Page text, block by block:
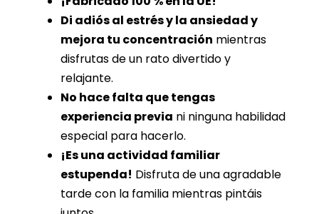
Di adiós al estrés y la ansiedad y
mejora tu concentración mientras
disfrutas de un rato divertido y
relajante.
No hace falta que tengas
experiencia previa ni ninguna habilidad
especial para hacerlo.
¡Es una actividad familiar
estupenda! Disfruta de una agradable
tarde con la familia mientras pintáis